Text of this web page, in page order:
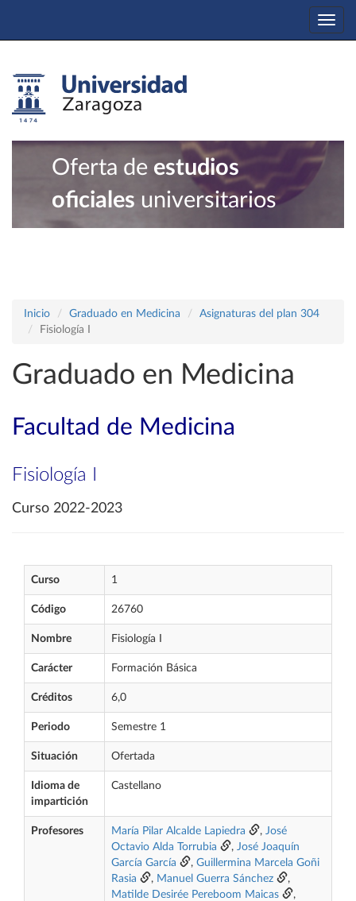
Oferta de estudios
oficiales universitarios
Inicio Graduado en Medicina
Asignaturas del plan 304
Fisiología I
Graduado en Medicina
Facultad de Medicina
Fisiología I
Curso 2022-2023
Curso 1
Código 26760
Nombre Fisiología I
Carácter Formación Básica
Créditos 6,0
Periodo Semestre 1
Situación Ofertada
Idioma de
impartición
Castellano
Profesores María Pilar Alcalde Lapiedra , José
Octavio Alda Torrubia
, José Joaquín
García García
, Guillermina Marcela Goñi
Rasia
, Manuel Guerra Sánchez
,
Matilde Desirée Pereboom Maicas
,